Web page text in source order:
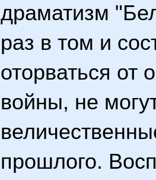
драматизм
раз в том и
оторваться от
войны, не
прошлого.